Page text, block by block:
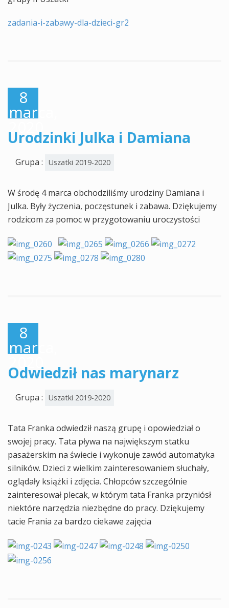
zadania-i-zabawy-dla-dzieci-gr2
8
marca,
2020
Urodzinki Julka i Damiana
Grupa : Uszatki 2019-2020
W środę 4 marca obchodziliśmy urodziny Damiana i
Julka. Były życzenia, poczęstunek i zabawa. Dziękujemy
rodzicom za pomoc w przygotowaniu uroczystości
8
marca,
2020
Odwiedził nas marynarz
Grupa : Uszatki 2019-2020
Tata Franka odwiedził naszą grupę i opowiedział o
swojej pracy. Tata pływa na największym statku
pasażerskim na świecie i wykonuje zawód automatyka
silników. Dzieci z wielkim zainteresowaniem słuchały,
oglądały książki i zdjęcia. Chłopców szczególnie
zainteresował plecak, w którym tata Franka przyniósł
niektóre narzędzia niezbędne do pracy. Dziękujemy
tacie Frania za bardzo ciekawe zajęcia